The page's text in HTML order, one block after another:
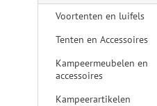
Voortenten en luifels
Tenten en Accessoires
Kampeermeubelen en
accessoires
Kampeerartikelen